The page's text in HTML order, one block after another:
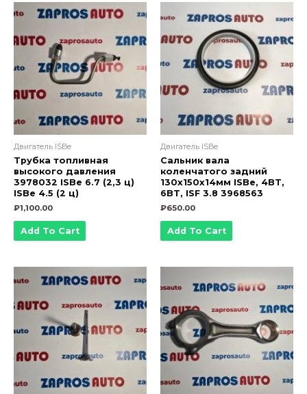
430
мм)
4981723
4981722
4981721
3977540
quantity
Двигатель ISBe
Трубка топливная
высокого давления
3978032 ISBe 6.7 (2,3 ц)
ISBe 4.5 (2 ц)
₽1,100.00
Add To Cart
Двигатель ISBe
Сальник вала
коленчатого задний
130х150х14мм ISBe, 4BT,
6BT, ISF 3.8 3968563
₽650.00
Add To Cart